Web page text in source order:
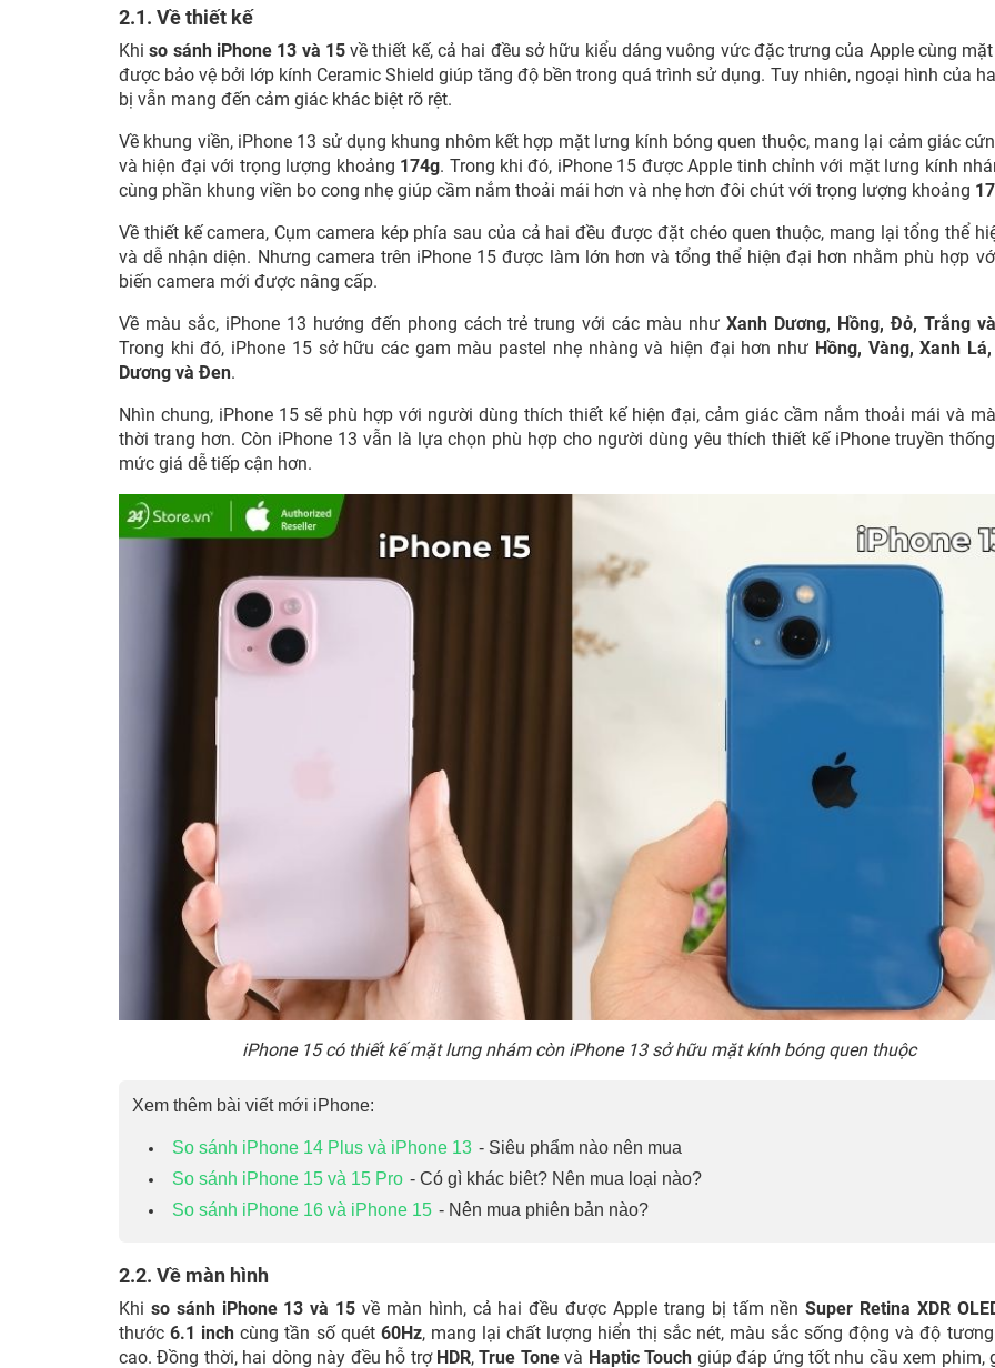
2.1. Về thiết kế
Khiso sánh iPhone 13 và 15về thiết kế, cả hai đều sở hữu kiểu dáng vuông vức đặc trưng của Apple cùng
được bảo vệ bởi lớp kính Ceramic Shield giúp tăng độ bền trong quá trình sử dụng. Tuy nhiên, ngoại hình của
bị vẫn mang đến cảm giác khác biệt rõ rệt.
Về khung viền, iPhone 13 sử dụng khung nhôm kết hợp mặt lưng kính bóng quen thuộc, mang lại cảm giác
và hiện đại với trọng lượng khoảng 174g. Trong khi đó, iPhone 15 được Apple tinh chỉnh với mặt lưng kính
cùng phần khung viền bo cong nhẹ giúp cầm nắm thoải mái hơn và nhẹ hơn đôi chút với trọng lượng khoảng
Về thiết kế camera, Cụm camera kép phía sau của cả hai đều được đặt chéo quen thuộc, mang lại tổng thể
và dễ nhận diện. Nhưng camera trên iPhone 15 được làm lớn hơn và tổng thể hiện đại hơn nhằm phù hợp
biến camera mới được nâng cấp.
Về màu sắc, iPhone 13 hướng đến phong cách trẻ trung với các màu nhưXanh Dương, Hồng, Đỏ, Trắng
Trong khi đó, iPhone 15 sở hữu các gam màu pastel nhẹ nhàng và hiện đại hơn như Hồng, Vàng, Xanh
Dương và Đen.
Nhìn chung, iPhone 15 sẽ phù hợp với người dùng thích thiết kế hiện đại, cảm giác cầm nắm thoải mái và
thời trang hơn. Còn iPhone 13 vẫn là lựa chọn phù hợp cho người dùng yêu thích thiết kế iPhone truyền
mức giá dễ tiếp cận hơn.
iPhone 15 có thiết kế mặt lưng nhám còn iPhone 13 sở hữu mặt kính bóng quen thuộc
Xem thêm bài viết mới iPhone:
So sánh iPhone 14 Plus và iPhone 13 - Siêu phẩm nào nên mua
So sánh iPhone 15 và 15 Pro - Có gì khác biêt? Nên mua loại nào?
So sánh iPhone 16 và iPhone 15 - Nên mua phiên bản nào?
2.2. Về màn hình
Khi so sánh iPhone 13 và 15 về màn hình, cả hai đều được Apple trang bị tấm nềnSuper Retina XDR
thước 6.1 inch cùng tần số quét 60Hz, mang lại chất lượng hiển thị sắc nét, màu sắc sống động và độ
cao. Đồng thời, hai dòng này đều hỗ trợ HDR,True Tonevà Haptic Touch giúp đáp ứng tốt nhu cầu xem phim,